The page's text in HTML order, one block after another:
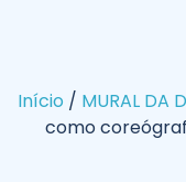
Início / MURAL DA
como